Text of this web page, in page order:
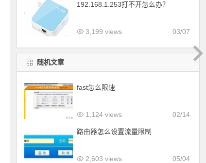
192.168.1.253打不开怎么办？
03/07
3,199 views
随机文章
fast怎么限速
02/14
1,124 views
路由器怎么设置流量限制
05/04
2,603 views